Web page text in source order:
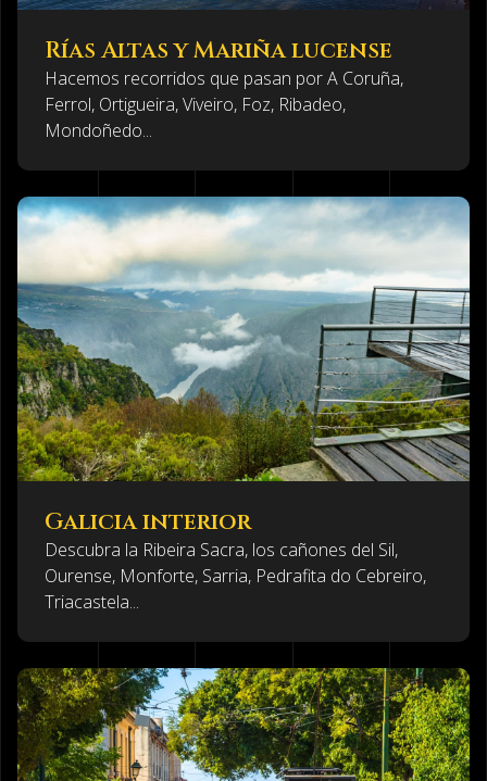
Rías Altas y Mariña lucense
Hacemos recorridos que pasan por A Coruña,
Ferrol, Ortigueira, Viveiro, Foz, Ribadeo,
Mondoñedo...
Galicia interior
Descubra la Ribeira Sacra, los cañones del Sil,
Ourense, Monforte, Sarria, Pedrafita do Cebreiro,
Triacastela...